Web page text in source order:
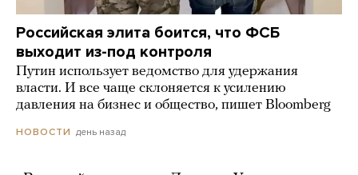
Российская элита боится, что ФСБ
выходит из-под контроля
Путин использует ведомство для удержания
власти. И все чаще склоняется к усилению
давления на бизнес и общество, пишет Bloomberg
НОВОСТИ день назад